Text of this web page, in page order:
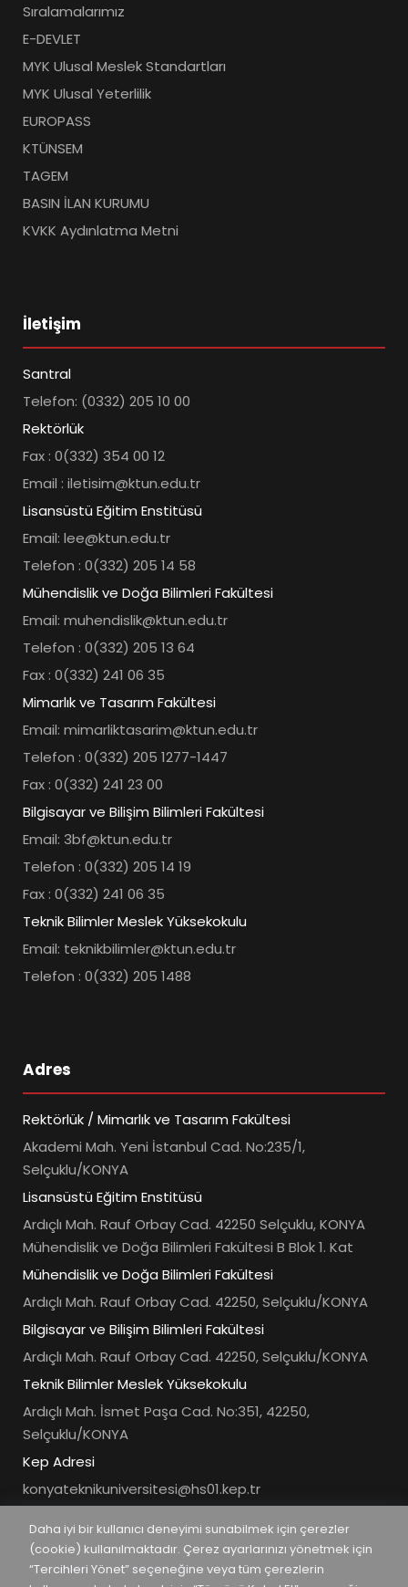
Sıralamalarımız
E-DEVLET
MYK Ulusal Meslek Standartları
MYK Ulusal Yeterlilik
EUROPASS
KTÜNSEM
TAGEM
BASIN İLAN KURUMU
KVKK Aydınlatma Metni
İletişim
Santral
Telefon: (0332) 205 10 00
Rektörlük
Fax : 0(332) 354 00 12
Email : iletisim@ktun.edu.tr
Lisansüstü Eğitim Enstitüsü
Email: lee@ktun.edu.tr
Telefon : 0(332) 205 14 58
Mühendislik ve Doğa Bilimleri Fakültesi
Email: muhendislik@ktun.edu.tr
Telefon : 0(332) 205 13 64
Fax : 0(332) 241 06 35
Mimarlık ve Tasarım Fakültesi
Email: mimarliktasarim@ktun.edu.tr
Telefon : 0(332) 205 1277-1447
Fax : 0(332) 241 23 00
Bilgisayar ve Bilişim Bilimleri Fakültesi
Email: 3bf@ktun.edu.tr
Telefon : 0(332) 205 14 19
Fax : 0(332) 241 06 35
Teknik Bilimler Meslek Yüksekokulu
Email: teknikbilimler@ktun.edu.tr
Telefon : 0(332) 205 1488
Adres
Rektörlük / Mimarlık ve Tasarım Fakültesi
Akademi Mah. Yeni İstanbul Cad. No:235/1,
Selçuklu/KONYA
Lisansüstü Eğitim Enstitüsü
Ardıçlı Mah. Rauf Orbay Cad. 42250 Selçuklu, KONYA
Mühendislik ve Doğa Bilimleri Fakültesi B Blok 1. Kat
Mühendislik ve Doğa Bilimleri Fakültesi
Ardıçlı Mah. Rauf Orbay Cad. 42250, Selçuklu/KONYA
Bilgisayar ve Bilişim Bilimleri Fakültesi
Ardıçlı Mah. Rauf Orbay Cad. 42250, Selçuklu/KONYA
Teknik Bilimler Meslek Yüksekokulu
Ardıçlı Mah. İsmet Paşa Cad. No:351, 42250,
Selçuklu/KONYA
Kep Adresi
konyateknikuniversitesi@hs01.kep.tr
35118-88118-25698
Daha iyi bir kullanıcı deneyimi sunabilmek için çerezler
(cookie) kullanılmaktadır. Çerez ayarlarınızı yönetmek için
“Tercihleri Yönet” seçeneğine veya tüm çerezlerin